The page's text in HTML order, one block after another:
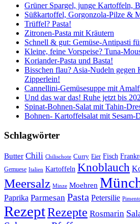
Grüner Spargel, junge Kartoffeln,
Süßkartoffel, Gorgonzola-Pilze &
Trüffel? Pasta!
Zitronen-Pasta mit Kräutern
Schnell & gut: Gemüse-Antipasti
Kleine, feine Vorspeise? Tuna-
Koriander-Pasta und Basta!
Bisschen flau? Asia-Nudeln gegen
Zipperlein!
Cannellini-Gemüsesuppe mit
Und das war das! Ruhe jetzt bis
Spinat-Bohnen-Salat mit Tahin-
Bohnen- Kartoffelsalat mit Sesam-
Schlagwörter
Butter Chili Chilischote Curry Eier Fisch
Gemuese Italien Kartoffeln Knoblauch
Meersalz Minze Moehren
Paprika Parmesan Pasta Petersilie
RezeptRezepte Rosmarin